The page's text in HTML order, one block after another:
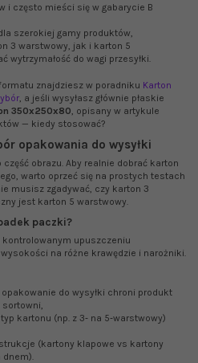
i często mieści się w gabarycie B
szerokiej gamy produktów,
3 warstwowy, jak i karton 5
wytrzymałość do wagi przesyłki.
znajdziesz w poradniku Karton
, a jeśli wysyłasz głównie płaskie
350x250x80 , opisany w artykule
— kiedy stosować?
opakowania do wysyłki
obrazu. Aby realnie dobrać karton
warto oprzeć się na prostych testach
musisz zgadywać, czy karton 3
jest karton 5 warstwowy.
paczki?
upuszczeniu
na różne krawędzie i narożniki.
do wysyłki chroni produkt
kartonu (np. z 3‑ na 5‑warstwowy)
(kartony klapowe vs kartony